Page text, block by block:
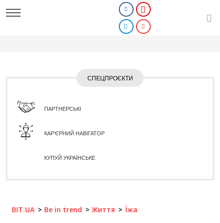
СПЕЦПРОЄКТИ
ПАРТНЕРСЬКІ
КАР'ЄРНИЙ НАВІГАТОР
КУПУЙ УКРАЇНСЬКЕ
BIT.UA Be in trend Життя Їжа